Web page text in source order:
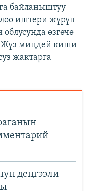
байланыштуу
иштери жүрүп
өзгөчө
миңдей киши
жактарга
деңгээли